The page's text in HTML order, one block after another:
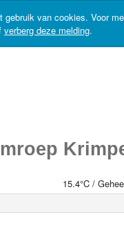
gebruik van cookies. Voor
verberg deze melding.
15.4°C /